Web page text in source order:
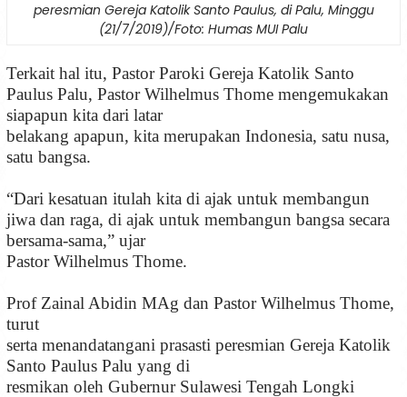
peresmian Gereja Katolik Santo Paulus, di Palu, Minggu
(21/7/2019)/Foto: Humas MUI Palu
Terkait hal itu, Pastor Paroki Gereja Katolik Santo
Paulus Palu, Pastor Wilhelmus Thome mengemukakan
siapapun kita dari latar
belakang apapun, kita merupakan Indonesia, satu nusa,
satu bangsa.
“Dari kesatuan itulah kita di ajak untuk membangun
jiwa dan raga, di ajak untuk membangun bangsa secara
bersama-sama,” ujar
Pastor Wilhelmus Thome.
Prof Zainal Abidin MAg dan Pastor Wilhelmus Thome,
turut
serta menandatangani prasasti peresmian Gereja Katolik
Santo Paulus Palu yang di
resmikan oleh Gubernur Sulawesi Tengah Longki